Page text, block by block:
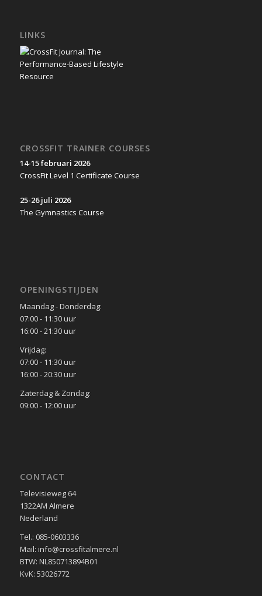
LINKS
CROSSFIT TRAINER COURSES
14-15 februari 2026
CrossFit Level 1 Certificate Course
25-26 juli 2026
The Gymnastics Course
OPENINGSTIJDEN
Maandag - Donderdag:
07:00 - 11:30 uur
16:00 - 21:30 uur
Vrijdag:
07:00 - 11:30 uur
16:00 - 20:30 uur
Zaterdag & Zondag:
09:00 - 12:00 uur
CONTACT
Televisieweg 64
1322AM Almere
Nederland
Tel.: 085-0603336
Mail: info@crossfitalmere.nl
BTW: NL850713894B01
KvK: 53026772